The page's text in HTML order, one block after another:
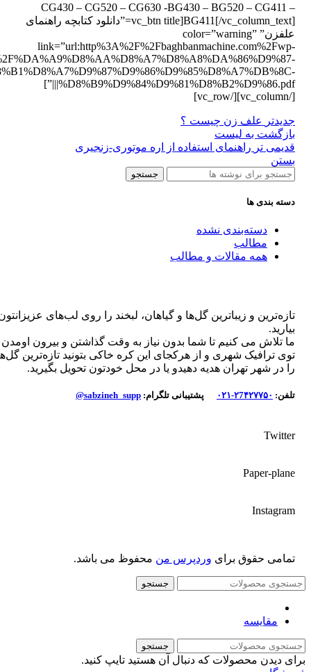
CG430 – CG520 – CG630 -BG430 – BG520 – CG411 –
BG411[/vc_column_text][vc_btn title=”دانلود کتابچه راهنمای
علفزن” color=”warning”
link=”url:http%3A%2F%2Fbaghbanmachine.com%2Fwp-
%D8%B9%D9%84%D9%81%D8%B2%D9%86.pdf|||”]
[/vc_column][/vc_row]
جدیدتر
علف زن چیست ؟
بازگشت به لیست
قدیمی تر راهنمای استفاده از اره موتوری-زنجیری
بستن
جستجو
دسته بندی ها
دسته‌بندی نشده
مطالب
همه مقالات و مطالب
تازه‌ترین و زیباترین گل‌ها و گیاهان، لبخند را روی لب‌های
بیارید.
ما تلاش می کنیم تا شما بدون نیاز به وقت گذاشتن و بیرون اومدن
توی ترافیک شهری و از هرکجای این کره خاکی بتونید تازه‌ترین
را در شهر تهران هدیه دهیدو یا در محل خودتون تحویل بگیرید.
تلفن: ۲7۴۲۷۷۵۰-۰۲۱ پشتیبانی تلگرام: sabzineh_supp@
Twitter
Paper-plane
Instagram
تمامی حقوق برای وردپرس من محفوظ می باشد.
جستجو
مقایسه
جستجو
برای دیدن محصولات که دنبال آن هستید تایپ کنید.